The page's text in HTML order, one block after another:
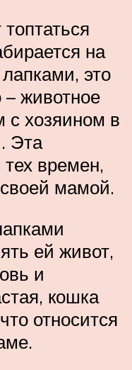
на
это
– животное
с хозяином в
Эта
времен,
своей мамой.
ей живот,
и
кошка
относится